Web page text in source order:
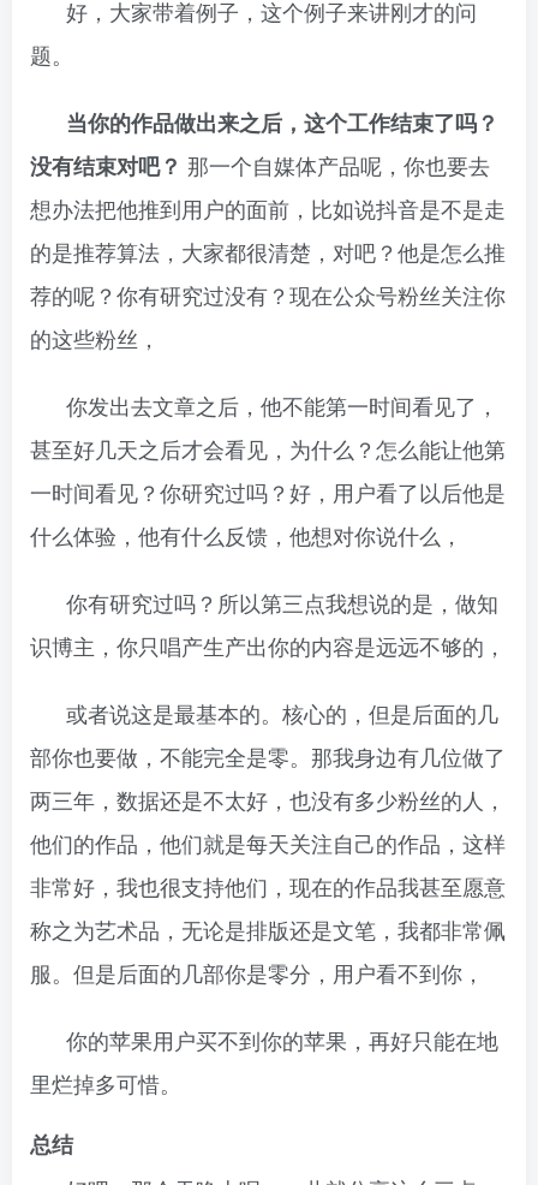
好，大家带着例子，这个例子来讲刚才的问
题。
当你的作品做出来之后，这个工作结束了吗？
没有结束对吧？ 那一个自媒体产品呢，你也要去
想办法把他推到用户的面前，比如说抖音是不是走
的是推荐算法，大家都很清楚，对吧？他是怎么推
荐的呢？你有研究过没有？现在公众号粉丝关注你
的这些粉丝，
你发出去文章之后，他不能第一时间看见了，
甚至好几天之后才会看见，为什么？怎么能让他第
一时间看见？你研究过吗？好，用户看了以后他是
什么体验，他有什么反馈，他想对你说什么，
你有研究过吗？所以第三点我想说的是，做知
识博主，你只唱产生产出你的内容是远远不够的，
或者说这是最基本的。核心的，但是后面的几
部你也要做，不能完全是零。那我身边有几位做了
两三年，数据还是不太好，也没有多少粉丝的人，
他们的作品，他们就是每天关注自己的作品，这样
非常好，我也很支持他们，现在的作品我甚至愿意
称之为艺术品，无论是排版还是文笔，我都非常佩
服。但是后面的几部你是零分，用户看不到你，
你的苹果用户买不到你的苹果，再好只能在地
里烂掉多可惜。
总结